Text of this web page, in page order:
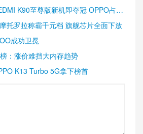
K90至尊版新机即夺冠 OPPO占据
托罗拉称霸千元档 旗舰芯片全面下放
成功卫冕
：涨价难挡大内存趋势
K13 Turbo 5G拿下榜首